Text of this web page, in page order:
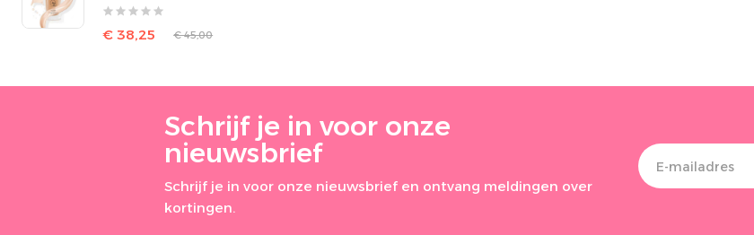
Foundation
€ 38,25
€ 45,00
Schrijf je in voor onze
nieuwsbrief
Schrijf je in voor onze nieuwsbrief en ontvang meldingen over
kortingen.